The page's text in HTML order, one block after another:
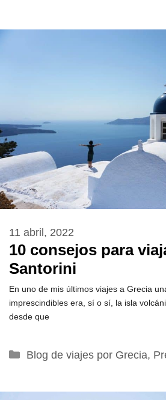
10 consejos para
Santorini
11 abril, 2022
En uno de mis últimos viajes a Grecia
imprescindibles era, sí o sí, la isla
desde que
Categorías
Blog de viajes por Grecia,